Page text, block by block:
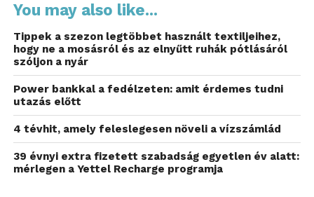
hogy a nyaralás ebből a
szempontból is tökéletes
legyen.
Mára már megszoktuk, de nem lehet elégszer
tudatosítani, hogy 2017 óta mennyivel egyszerűbb
és problémamentesebb a külföldi mobilhasználat.
Az Európai Unión belül, valamint néhány további
országban – az úgynevezett 1-es díjzónában –
jelentősen kedvezőbbek a roamingfeltételek.
You may also like...
Tippek a szezon legtöbbet használt textiljeihez,
hogy ne a mosásról és az elnyűtt ruhák pótlásáról
szóljon a nyár
Power bankkal a fedélzeten: amit érdemes tudni
utazás előtt
4 tévhit, amely feleslegesen növeli a vízszámlád
39 évnyi extra fizetett szabadság egyetlen év alatt:
mérlegen a Yettel Recharge programja